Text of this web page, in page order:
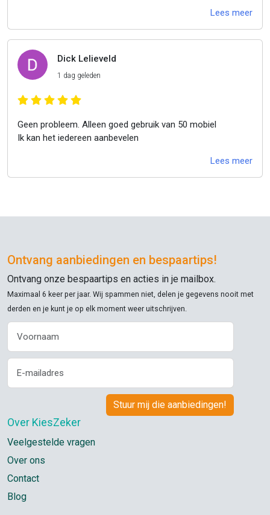
Lees meer
Dick Lelieveld
1 dag geleden
Geen probleem. Alleen goed gebruik van 50 mobiel
Ik kan het iedereen aanbevelen
Lees meer
Ontvang aanbiedingen en bespaartips!
Ontvang onze bespaartips en acties in je mailbox.
Maximaal 6 keer per jaar. Wij spammen niet, delen je gegevens nooit met
derden en je kunt je op elk moment weer uitschrijven.
Over KiesZeker
Veelgestelde vragen
Over ons
Contact
Blog